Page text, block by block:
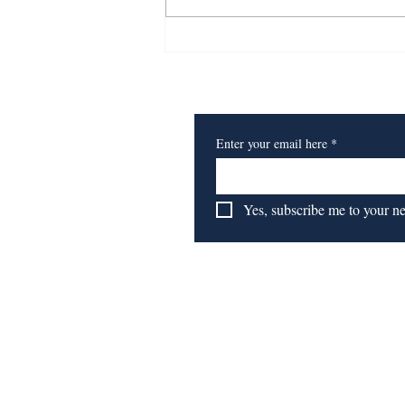
Enter your email here *
Yes, subscribe me to your